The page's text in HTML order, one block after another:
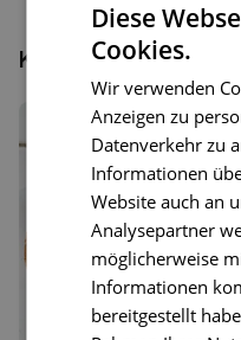
Könnte dir auch
Diese
Cookies.
Wir verwenden
Anzeigen zu
Datenverkehr zu
Informationen
Website auch an
Analysepartner
möglicherweise
Informationen
bereitgestellt